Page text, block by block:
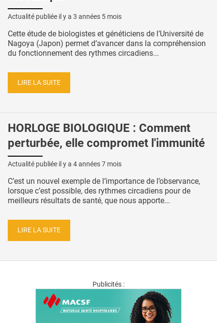
Actualité publiée il y a 3 années 5 mois
Cette étude de biologistes et généticiens de l’Université de
Nagoya (Japon) permet d’avancer dans la compréhension
du fonctionnement des rythmes circadiens...
LIRE LA SUITE
HORLOGE BIOLOGIQUE : Comment
perturbée, elle compromet l'immunité
Actualité publiée il y a 4 années 7 mois
C’est un nouvel exemple de l’importance de l’observance,
lorsque c’est possible, des rythmes circadiens pour de
meilleurs résultats de santé, que nous apporte...
LIRE LA SUITE
Publicités :